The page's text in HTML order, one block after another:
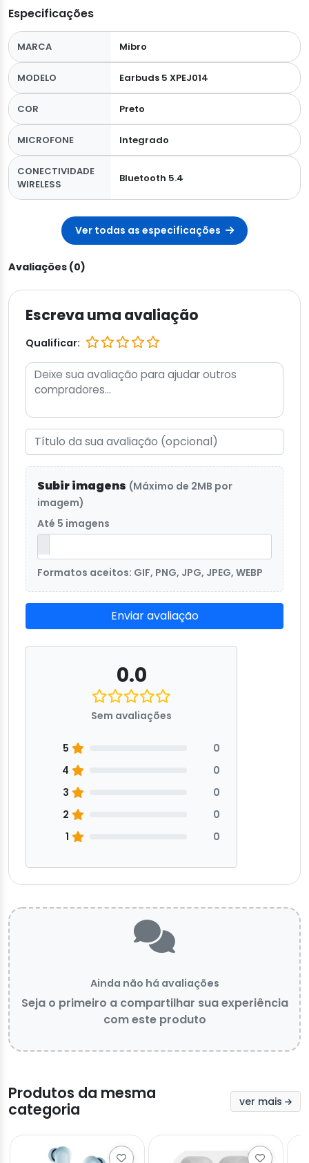
Especificações
MARCA Mibro
MODELO Earbuds 5 XPEJ014
COR Preto
MICROFONE Integrado
CONECTIVIDADE
WIRELESS
Bluetooth 5.4
Ver todas as especificações
Avaliações (0)
Escreva uma avaliação
Qualificar:
Subir imagens (Máximo de 2MB por
imagem)
Até 5 imagens
Formatos aceitos: GIF, PNG, JPG, JPEG, WEBP
Enviar avaliação
0.0
Sem avaliações
5
0
4
0
3
0
2
0
1
0
Ainda não há avaliações
Seja o primeiro a compartilhar sua experiência
com este produto
Produtos da mesma
categoria
ver mais